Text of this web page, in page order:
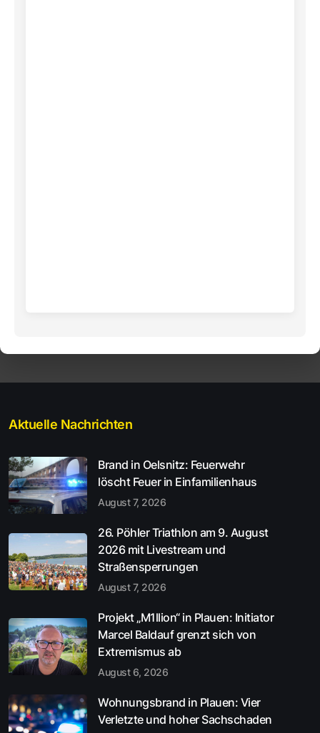
Aktuelle Nachrichten
Brand in Oelsnitz: Feuerwehr
löscht Feuer in Einfamilienhaus
August 7, 2026
26. Pöhler Triathlon am 9. August
2026 mit Livestream und
Straßensperrungen
August 7, 2026
Projekt „M1llion“ in Plauen: Initiator
Marcel Baldauf grenzt sich von
Extremismus ab
August 6, 2026
Wohnungsbrand in Plauen: Vier
Verletzte und hoher Sachschaden